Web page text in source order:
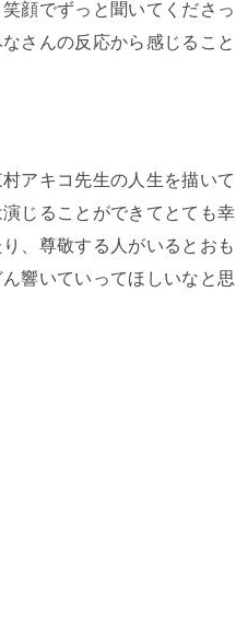
顔でずっと聞いてくださっ
さんの反応から感じること
アキコ先生の人生を描いて
じることができてとても幸
、尊敬する人がいるとおも
響いていってほしいなと思